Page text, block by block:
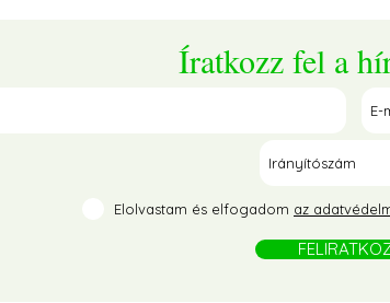
fetával
Íratkozz fel a
Elolvastam és elfogadom az